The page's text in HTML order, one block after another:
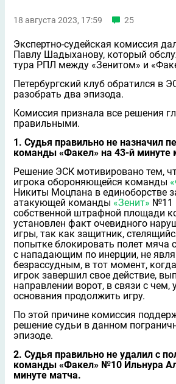
18 августа 2023, 17:59 25
Экспертно-судейская комиссия
Павлу Шадыханову, который
тура РПЛ между «Зенитом» и
Петербургский клуб обратился в
разобрать два эпизода.
Комиссия признала все решения
правильными.
1. Судья правильно не назначил
команды «Факел» на 43-й минуте
Решение ЭСК мотивировано тем,
игрока обороняющейся команды
Никиты Моцпана в единоборстве
атакующей команды «Зенит» №11
собственной штрафной площади
установлен факт очевидного
игры, так как защитник,
попытке блокировать полет мяча
с нападающим по инерции, не
безрассудным, в тот момент,
игрок завершил свое действие,
направлении ворот, в связи с чем,
основания продолжить игру.
По этой причине комиссия
решение судьи в данном
эпизоде.
2. Судья правильно не удалил с
команды «Факел» №10 Ильнура
минуте матча.